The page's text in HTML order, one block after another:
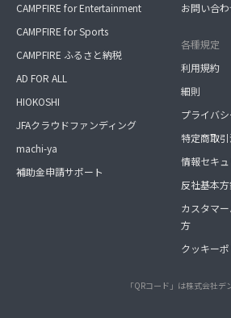
CAMPFIRE for Entertainment
CAMPFIRE for Sports
CAMPFIRE ふるさと納税
AD FOR ALL
HIOKOSHI
JFAクラウドファンディング
machi-ya
補助金申請サポート
お問い合
各種規定
利用規約
細則
プライバ
特定商取
情報セキ
反社基本
カスタマ
方
クッキー
「QRコード」は株式会社デ